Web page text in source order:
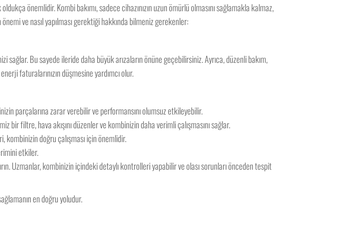
önemlidir. Kombi bakımı, sadece cihazınızın uzun ömürlü olmasını sağlamakla kalmaz,
ve nasıl yapılması gerektiği hakkında bilmeniz gerekenler:
sağlar. Bu sayede ileride daha büyük arızaların önüne geçebilirsiniz. Ayrıca, düzenli bakım,
faturalarınızın düşmesine yardımcı olur.
parçalarına zarar verebilir ve performansını olumsuz etkileyebilir.
filtre, hava akışını düzenler ve kombinizin daha verimli çalışmasını sağlar.
kombinizin doğru çalışması için önemlidir.
etkiler.
Uzmanlar, kombinizin içindeki detaylı kontrolleri yapabilir ve olası sorunları önceden tespit
en doğru yoludur.